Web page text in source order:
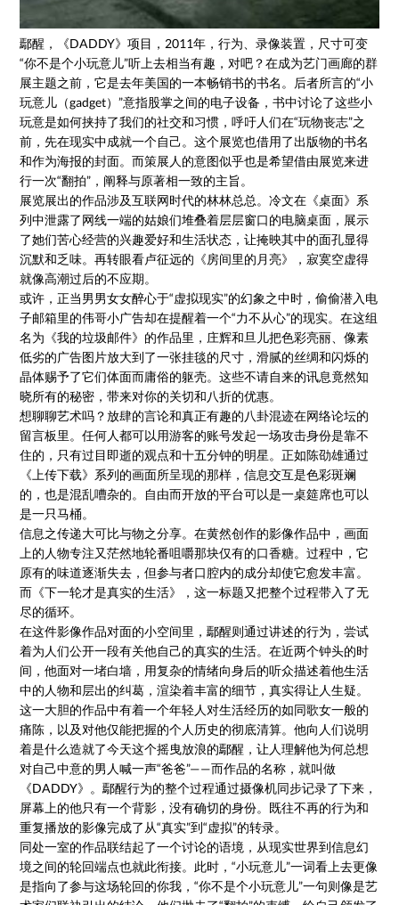
鄢醒，《DADDY》项目，2011年，行为、录像装置，尺寸可变
“你不是个小玩意儿”听上去相当有趣，对吧？在成为艺门画廊的群
展主题之前，它是去年美国的一本畅销书的书名。后者所言的“小
玩意儿（gadget）”意指股掌之间的电子设备，书中讨论了这些小
玩意是如何挟持了我们的社交和习惯，呼吁人们在“玩物丧志”之
前，先在现实中成就一个自己。这个展览也借用了出版物的书名
和作为海报的封面。而策展人的意图似乎也是希望借由展览来进
行一次“翻拍”，阐释与原著相一致的主旨。
展览展出的作品涉及互联网时代的林林总总。冷文在《桌面》系
列中泄露了网线一端的姑娘们堆叠着层层窗口的电脑桌面，展示
了她们苦心经营的兴趣爱好和生活状态，让掩映其中的面孔显得
沉默和乏味。再转眼看卢征远的《房间里的月亮》，寂寞空虚得
就像高潮过后的不应期。
或许，正当男男女女醉心于“虚拟现实”的幻象之中时，偷偷潜入电
子邮箱里的伟哥小广告却在提醒着一个“力不从心”的现实。在这组
名为《我的垃圾邮件》的作品里，庄辉和旦儿把色彩亮丽、像素
低劣的广告图片放大到了一张挂毯的尺寸，滑腻的丝绸和闪烁的
晶体赐予了它们体面而庸俗的躯壳。这些不请自来的讯息竟然知
晓所有的秘密，带来对你的关切和八折的优惠。
想聊聊艺术吗？放肆的言论和真正有趣的八卦混迹在网络论坛的
留言板里。任何人都可以用游客的账号发起一场攻击身份是靠不
住的，只有过目即逝的观点和十五分钟的明星。正如陈劭雄通过
《上传下载》系列的画面所呈现的那样，信息交互是色彩斑斓
的，也是混乱嘈杂的。自由而开放的平台可以是一桌筵席也可以
是一只马桶。
信息之传递大可比与物之分享。在黄然创作的影像作品中，画面
上的人物专注又茫然地轮番咀嚼那块仅有的口香糖。过程中，它
原有的味道逐渐失去，但参与者口腔内的成分却使它愈发丰富。
而《下一轮才是真实的生活》，这一标题又把整个过程带入了无
尽的循环。
在这件影像作品对面的小空间里，鄢醒则通过讲述的行为，尝试
着为人们公开一段有关他自己的真实的生活。在近两个钟头的时
间，他面对一堵白墙，用复杂的情绪向身后的听众描述着他生活
中的人物和层出的纠葛，渲染着丰富的细节，真实得让人生疑。
这一大胆的作品中有着一个年轻人对生活经历的如同歌女一般的
痛陈，以及对他仅能把握的个人历史的彻底清算。他向人们说明
着是什么造就了今天这个摇曳放浪的鄢醒，让人理解他为何总想
对自己中意的男人喊一声“爸爸”——而作品的名称，就叫做
《DADDY》。鄢醒行为的整个过程通过摄像机同步记录了下来，
屏幕上的他只有一个背影，没有确切的身份。既往不再的行为和
重复播放的影像完成了从“真实”到“虚拟”的转录。
同处一室的作品联结起了一个讨论的语境，从现实世界到信息幻
境之间的轮回端点也就此衔接。此时，“小玩意儿”一词看上去更像
是指向了参与这场轮回的你我，“你不是个小玩意儿”一句则像是艺